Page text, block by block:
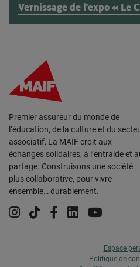
Vernissage de l’expo « Le
Premier assureur du monde de
l’éducation, de la culture et du
associatif, La MAIF croit aux
échanges solidaires, à l’entraide et
partage. Construisons une société
plus collaborative, pour vivre
ensemble… durablement.
Instagram
TiktokFacebook
Linkedin
Espace
Politique de